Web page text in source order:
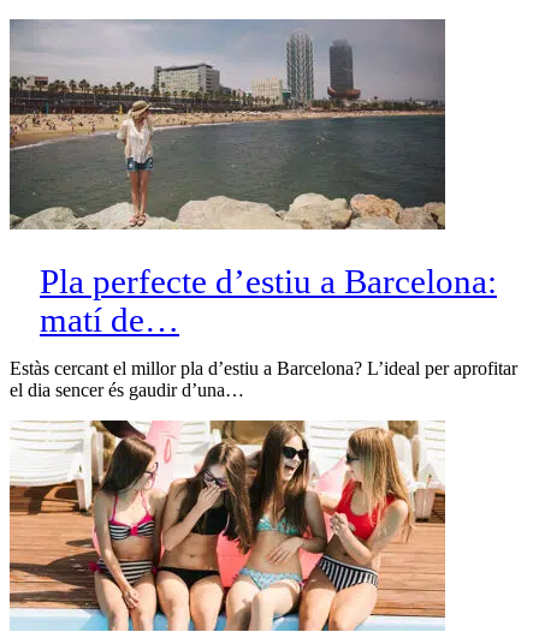
Pla perfecte d’estiu a Barcelona:
matí de…
Estàs cercant el millor pla d’estiu a Barcelona? L’ideal per aprofitar
el dia sencer és gaudir d’una…